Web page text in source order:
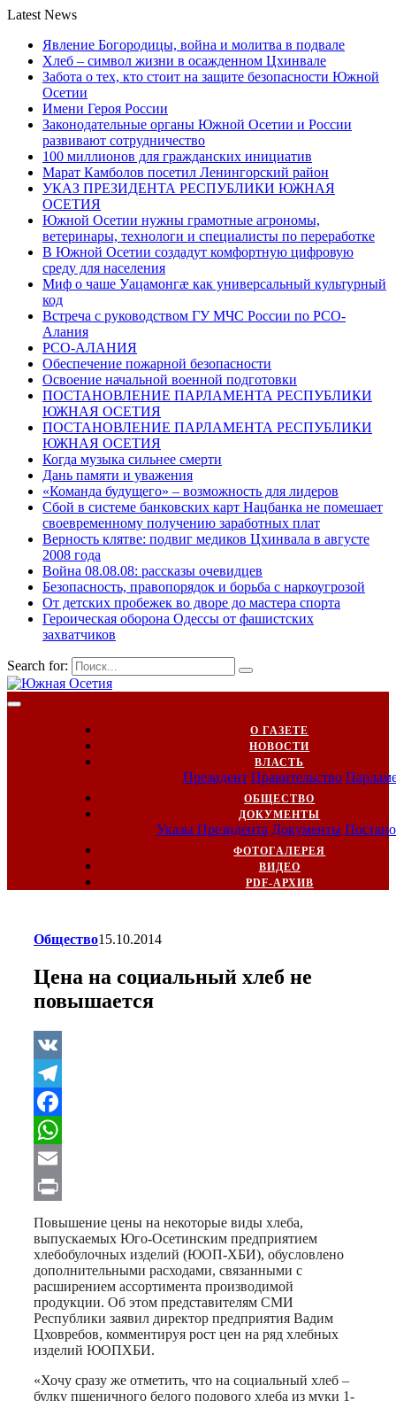
Latest News
Явление Богородицы, война и молитва в подвале
Хлеб – символ жизни в осажденном Цхинвале
Забота о тех, кто стоит на защите безопасности Южной
Осетии
Имени Героя России
Законодательные органы Южной Осетии и России
развивают сотрудничество
100 миллионов для гражданских инициатив
Марат Камболов посетил Ленингорский район
УКАЗ ПРЕЗИДЕНТА РЕСПУБЛИКИ ЮЖНАЯ
ОСЕТИЯ
Южной Осетии нужны грамотные агрономы,
ветеринары, технологи и специалисты по переработке
В Южной Осетии создадут комфортную цифровую
среду для населения
Миф о чаше Уацамонгæ как универсальный культурный
код
Встреча с руководством ГУ МЧС России по РСО-
Алания
РСО-АЛАНИЯ
Обеспечение пожарной безопасности
Освоение начальной военной подготовки
ПОСТАНОВЛЕНИЕ ПАРЛАМЕНТА РЕСПУБЛИКИ
ЮЖНАЯ ОСЕТИЯ
ПОСТАНОВЛЕНИЕ ПАРЛАМЕНТА РЕСПУБЛИКИ
ЮЖНАЯ ОСЕТИЯ
Когда музыка сильнее смерти
Дань памяти и уважения
«Команда будущего» – возможность для лидеров
Сбой в системе банковских карт Нацбанка не помешает
своевременному получению заработных плат
Верность клятве: подвиг медиков Цхинвала в августе
2008 года
Война 08.08.08: рассказы очевидцев
Безопасность, правопорядок и борьба с наркоугрозой
От детских пробежек во дворе до мастера спорта
Героическая оборона Одессы от фашистских
захватчиков
Search for:
О ГАЗЕТЕ
НОВОСТИ
ВЛАСТЬ
Президент Правительство
ОБЩЕСТВО
ДОКУМЕНТЫ
Указы Президента Документы
ФОТОГАЛЕРЕЯ
ВИДЕО
PDF-АРХИВ
Общество15.10.2014
Цена на социальный хлеб не
повышается
VK
Telegram
Facebook
WhatsApp
Email
Print
Повышение цены на некоторые виды хлеба,
выпускаемых Юго-Осетинским предприятием
хлебобулочных изделий (ЮОП-ХБИ), обусловлено
дополнительными расходами, связанными с
расширением ассортимента производимой
продукции. Об этом представителям СМИ
Республики заявил директор предприятия Вадим
Цховребов, комментируя рост цен на ряд хлебных
изделий ЮОПХБИ.
«Хочу сразу же отметить, что на социальный хлеб –
булку пшеничного белого подового хлеба из муки 1-